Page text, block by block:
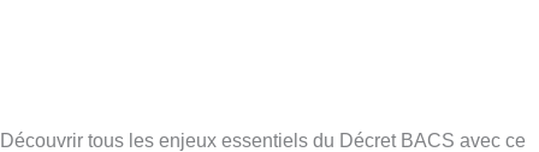
Découvrir tous les enjeux essentiels du Décret BACS avec ce